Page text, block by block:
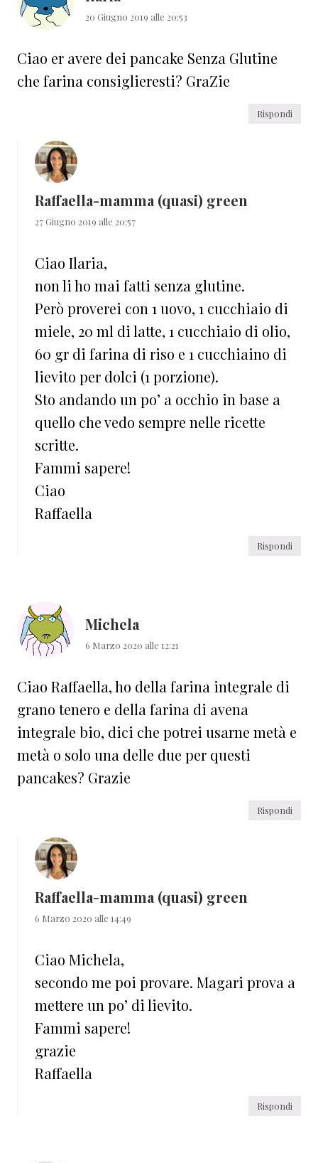
20 Giugno 2019 alle 20:53
Ciao er avere dei pancake Senza Glutine
che farina consiglieresti? GraZie
Rispondi
Raffaella-mamma (quasi) green
27 Giugno 2019 alle 20:57
Ciao Ilaria,
non li ho mai fatti senza glutine.
Però proverei con 1 uovo, 1 cucchiaio di
miele, 20 ml di latte, 1 cucchiaio di olio,
60 gr di farina di riso e 1 cucchiaino di
lievito per dolci (1 porzione).
Sto andando un po’ a occhio in base a
quello che vedo sempre nelle ricette
scritte.
Fammi sapere!
Ciao
Raffaella
Rispondi
Michela
6 Marzo 2020 alle 12:21
Ciao Raffaella, ho della farina integrale di
grano tenero e della farina di avena
integrale bio, dici che potrei usarne metà e
metà o solo una delle due per questi
pancakes? Grazie
Rispondi
Raffaella-mamma (quasi) green
6 Marzo 2020 alle 14:49
Ciao Michela,
secondo me poi provare. Magari prova a
mettere un po’ di lievito.
Fammi sapere!
grazie
Raffaella
Rispondi